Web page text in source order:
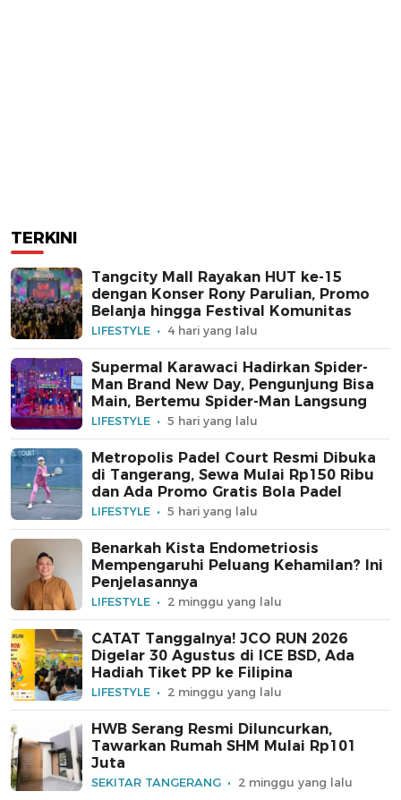
TERKINI
Tangcity Mall Rayakan HUT ke-15
dengan Konser Rony Parulian, Promo
Belanja hingga Festival Komunitas
LIFESTYLE 4 hari yang lalu
Supermal Karawaci Hadirkan Spider-
Man Brand New Day, Pengunjung Bisa
Main, Bertemu Spider-Man Langsung
LIFESTYLE 5 hari yang lalu
Metropolis Padel Court Resmi Dibuka
di Tangerang, Sewa Mulai Rp150 Ribu
dan Ada Promo Gratis Bola Padel
LIFESTYLE 5 hari yang lalu
Benarkah Kista Endometriosis
Mempengaruhi Peluang Kehamilan? Ini
Penjelasannya
LIFESTYLE 2 minggu yang lalu
CATAT Tanggalnya! JCO RUN 2026
Digelar 30 Agustus di ICE BSD, Ada
Hadiah Tiket PP ke Filipina
LIFESTYLE 2 minggu yang lalu
HWB Serang Resmi Diluncurkan,
Tawarkan Rumah SHM Mulai Rp101
Juta
SEKITAR TANGERANG 2 minggu yang lalu